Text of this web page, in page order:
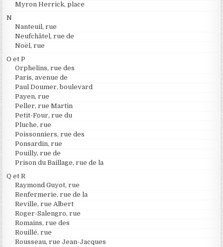
Myron Herrick, place
N
Nanteuil, rue
Neufchâtel, rue de
Noël, rue
O et P
Orphelins, rue des
Paris, avenue de
Paul Doumer, boulevard
Payen, rue
Peller, rue Martin
Petit-Four, rue du
Pluche, rue
Poissonniers, rue des
Ponsardin, rue
Pouilly, rue de
Prison du Baillage, rue de la
Q et R
Raymond Guyot, rue
Renfermerie, rue de la
Reville, rue Albert
Roger-Salengro, rue
Romains, rue des
Rouillé, rue
Rousseau, rue Jean-Jacques